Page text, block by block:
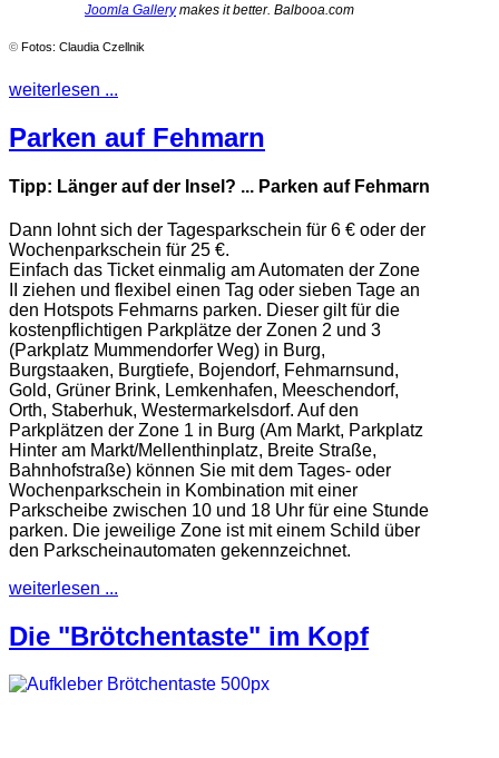
Joomla Gallerymakes it better. Balbooa.com
© Fotos: Claudia Czellnik
weiterlesen ...
Parken auf Fehmarn
Tipp: Länger auf der Insel? ... Parken auf Fehmarn
Dann lohnt sich der Tagesparkschein für 6 € oder der
Wochenparkschein für 25 €.
Einfach das Ticket einmalig am Automaten der Zone
II ziehen und flexibel einen Tag oder sieben Tage an
den Hotspots Fehmarns parken. Dieser gilt für die
kostenpflichtigen Parkplätze der Zonen 2 und 3
(Parkplatz Mummendorfer Weg) in Burg,
Burgstaaken, Burgtiefe, Bojendorf, Fehmarnsund,
Gold, Grüner Brink, Lemkenhafen, Meeschendorf,
Orth, Staberhuk, Westermarkelsdorf. Auf den
Parkplätzen der Zone 1 in Burg (Am Markt, Parkplatz
Hinter am Markt/Mellenthinplatz, Breite Straße,
Bahnhofstraße) können Sie mit dem Tages- oder
Wochenparkschein in Kombination mit einer
Parkscheibe zwischen 10 und 18 Uhr für eine Stunde
parken. Die jeweilige Zone ist mit einem Schild über
den Parkscheinautomaten gekennzeichnet.
weiterlesen ...
Die "Brötchentaste" im Kopf